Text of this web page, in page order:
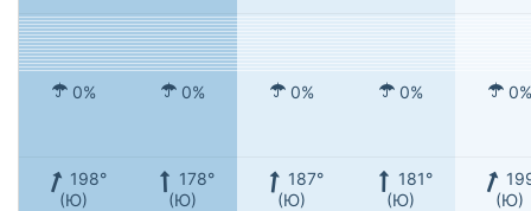
0% 0% 0% 0% 0%
198°
(Ю)
178°
(Ю)
187°
(Ю)
181°
(Ю)
(Ю)